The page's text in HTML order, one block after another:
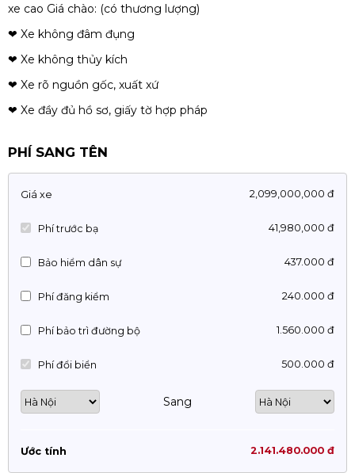
xe cao Giá chào: (có thương lượng)
❤ Xe không đâm đụng
❤ Xe không thủy kích
❤ Xe rõ nguồn gốc, xuất xứ
❤ Xe đầy đủ hồ sơ, giấy tờ hợp pháp
PHÍ SANG TÊN
Giá xe 2,099,000,000 đ
Phí trước bạ 41,980,000 đ
Bảo hiểm dân sự 437.000 đ
Phí đăng kiểm 240.000 đ
Phí bảo trì đường bộ 1.560.000 đ
Phí đổi biển 500.000 đ
Sang
Ước tính 2.141.480.000 đ